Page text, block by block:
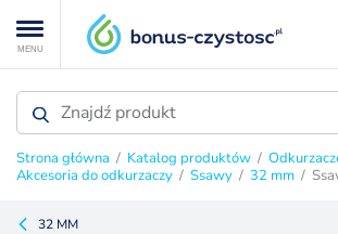
MENU
Strona główna / Katalog produktów /
Akcesoria do odkurzaczy / Ssawy / 32 mm /
32 MM